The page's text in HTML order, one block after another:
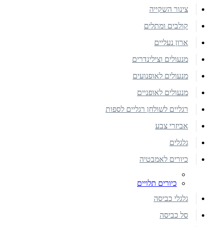
צינור השקייה
קולבים ומתלים
ארון נעליים
מנעולים וצילינדרים
מנעולים לאופנועים
מנעולים לאופניים
רגליים לשולחן רגליים לספות
אביזרי צבע
גלגלים
כיורים לאמבטיה
כיורים תלויים
גלגלי כביסה
סל כביסה